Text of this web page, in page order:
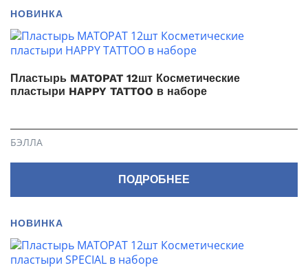
НОВИНКА
Пластырь MATOPAT 12шт Косметические
пластыри HAPPY TATTOO в наборе
БЭЛЛА
ПОДРОБНЕЕ
НОВИНКА